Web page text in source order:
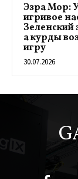
Эзра Мор:
игривое
Зеленский
а курды
игру
30.07.2026